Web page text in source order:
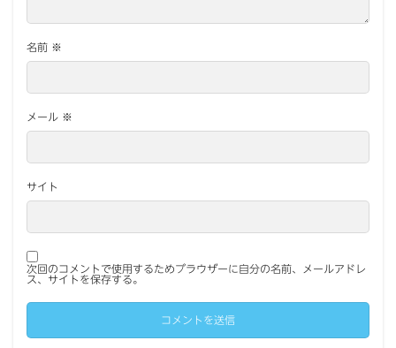
名前 ※
メール ※
サイト
次回のコメントで使用するためブラウザーに自分の名前、メールアドレ
ス、サイトを保存する。